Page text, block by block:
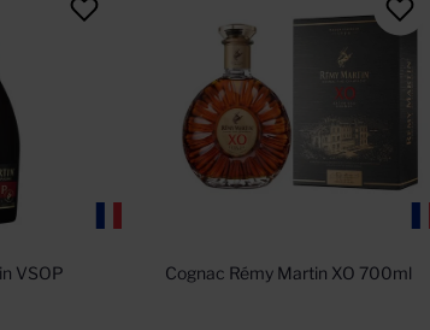
VSOP
Cognac Rémy Martin XO 700ml